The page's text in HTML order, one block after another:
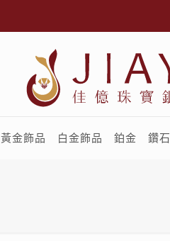
黃金飾品 白金飾品 鉑金 鑽石